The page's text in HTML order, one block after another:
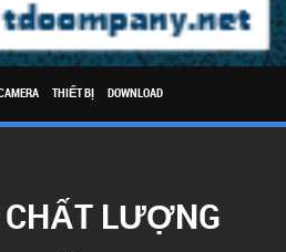
THIẾT BỊ DOWNLOAD
LƯỢNG